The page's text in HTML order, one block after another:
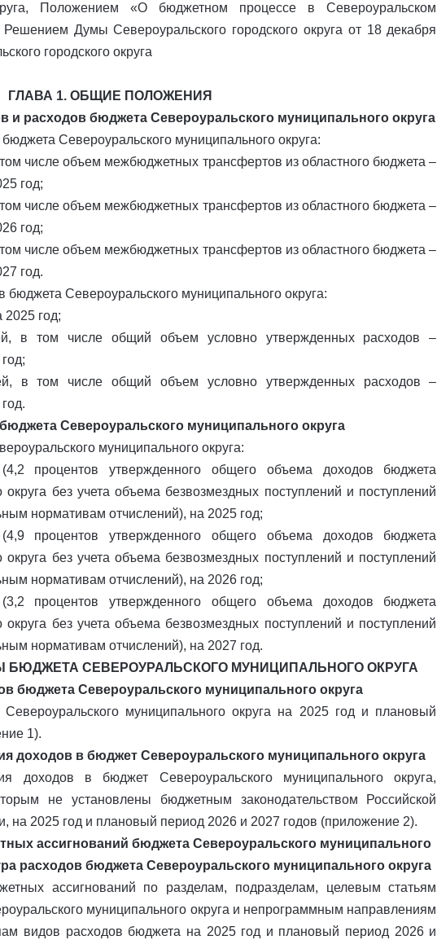
Положением «О бюджетном процессе в Североуральском
Думы Североуральского городского округа от 18 декабря
городского округа
ГЛАВА 1. ОБЩИЕ ПОЛОЖЕНИЯ
расходов бюджета Североуральского муниципального округа
Североуральского муниципального округа:
числе объем межбюджетных трансфертов из областного бюджета –
год;
числе объем межбюджетных трансфертов из областного бюджета –
год;
числе объем межбюджетных трансфертов из областного бюджета –
год.
Североуральского муниципального округа:
2025 год;
в том числе общий объем условно утвержденных расходов –
в том числе общий объем условно утвержденных расходов –
Североуральского муниципального округа
муниципального округа:
процентов утвержденного общего объема доходов бюджета
без учета объема безвозмездных поступлений и поступлений
нормативам отчислений), на 2025 год;
процентов утвержденного общего объема доходов бюджета
без учета объема безвозмездных поступлений и поступлений
нормативам отчислений), на 2026 год;
процентов утвержденного общего объема доходов бюджета
без учета объема безвозмездных поступлений и поступлений
нормативам отчислений), на 2027 год.
БЮДЖЕТА СЕВЕРОУРАЛЬСКОГО МУНИЦИПАЛЬНОГО ОКРУГА
бюджета Североуральского муниципального округа
муниципального округа на 2025 год и плановый
1).
доходов в бюджет Североуральского муниципального округа
доходов в бюджет Североуральского муниципального округа,
не установлены бюджетным законодательством Российской
на 2025 год и плановый период 2026 и 2027 годов (приложение 2).
ассигнований бюджета Североуральского муниципального
расходов бюджета Североуральского муниципального округа
ассигнований по разделам, подразделам, целевым статьям
муниципального округа и непрограммным направлениям
видов расходов бюджета на 2025 год и плановый период 2026 и